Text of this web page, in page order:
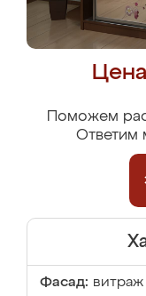
Поможем
Ответим
Фасад: витраж